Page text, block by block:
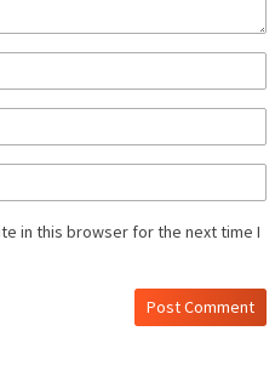
in this browser for the next time I